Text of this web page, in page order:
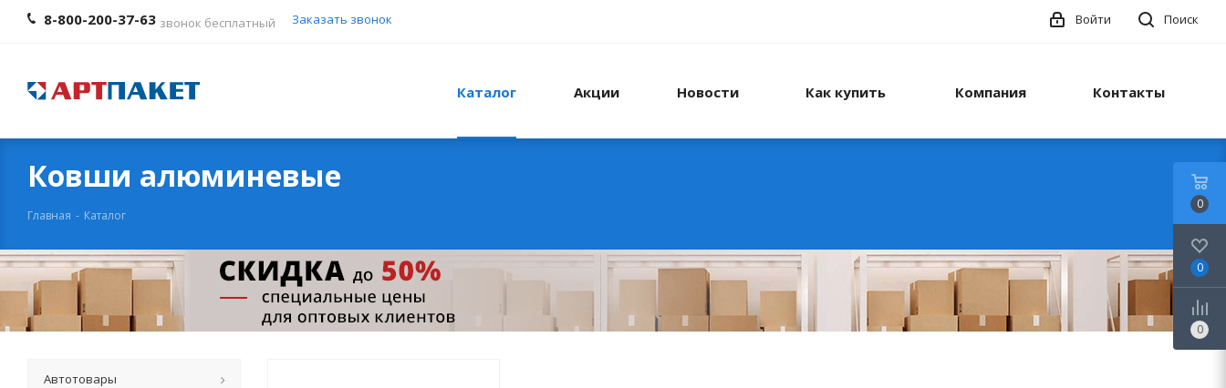
8-800-200-37-63 звонок бесплатный Заказать звонок Поиск
Войти
Каталог Акции Новости Как купить Компания Контакты
Ковши алюминевые
Главная - Каталог
Автотовары
0
0
0